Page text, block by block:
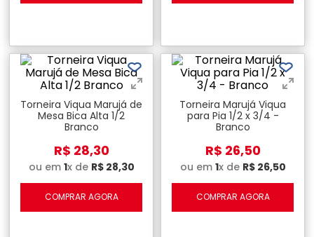
Torneira Viqua Marujá de
Mesa Bica Alta 1/2
Branco
R$ 28,30
ou em 1x de R$ 28,30
COMPRAR AGORA
Torneira Marujá Viqua
para Pia 1/2 x 3/4 -
Branco
R$ 26,50
ou em 1x de R$ 26,50
COMPRAR AGORA